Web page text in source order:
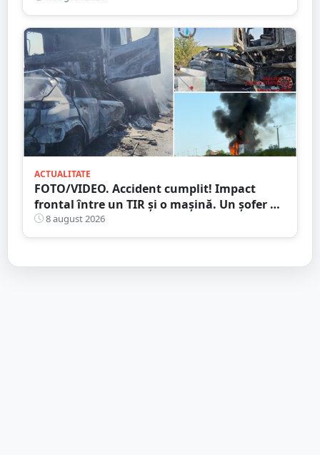
ACTUALITATE
FOTO/VIDEO. Accident cumplit! Impact
frontal între un TIR și o mașină. Un șofer a
murit carbonizat
8 august 2026